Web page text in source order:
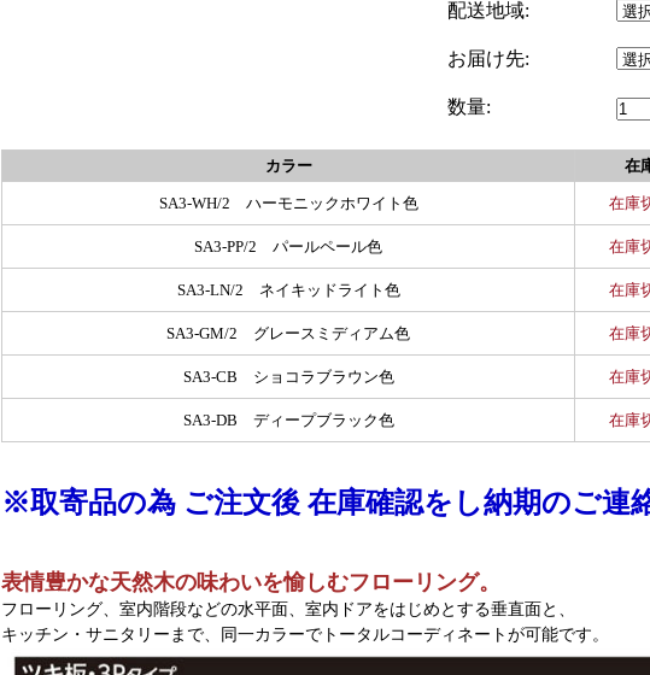
配送地域:
お届け先:
数量:
カラー 在
SA3-WH/2 ハーモニックホワイト色 在庫
SA3-PP/2 パールペール色 在庫
SA3-LN/2 ネイキッドライト色 在庫
SA3-GM/2 グレースミディアム色 在庫
SA3-CB ショコラブラウン色 在庫
SA3-DB ディープブラック色 在庫
※取寄品の為 ご注文後 在庫確認をし納期のご連
表情豊かな天然木の味わいを愉しむフローリング。
フローリング、室内階段などの水平面、室内ドアをはじめとする垂直面と、
キッチン・サニタリーまで、同一カラーでトータルコーディネートが可能です。